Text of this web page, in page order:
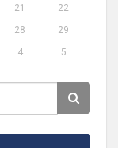
21
22
28
29
4 5